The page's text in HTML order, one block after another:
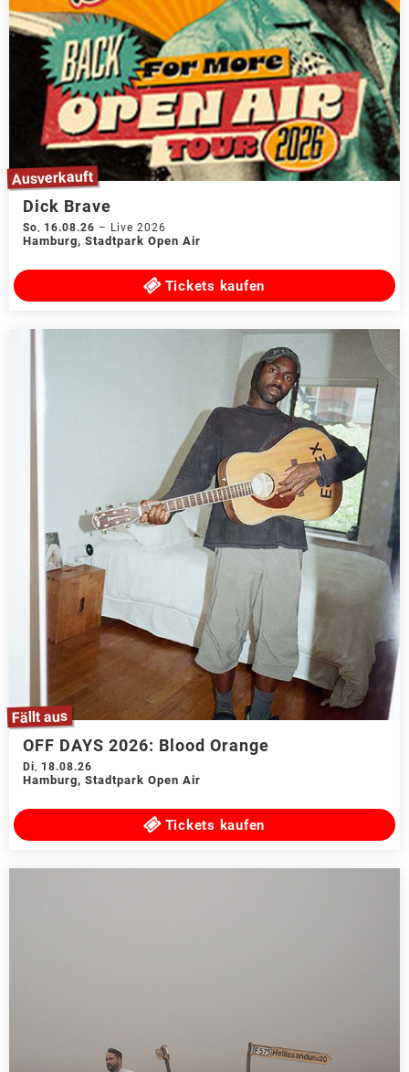
Ausverkauft
Dick Brave
So, 16.08.26 – Live 2026
Hamburg, Stadtpark Open Air
Tickets kaufen
Fällt aus
OFF DAYS 2026: Blood Orange
Di, 18.08.26
Hamburg, Stadtpark Open Air
Tickets kaufen